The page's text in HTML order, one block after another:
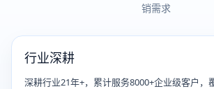
销需求
行业深耕
深耕行业21年+，累计服务8000+企业级客户，